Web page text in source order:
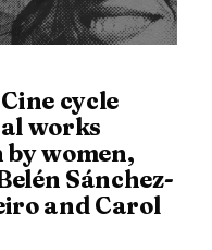
cycle
works
women,
Sánchez-
and Carol